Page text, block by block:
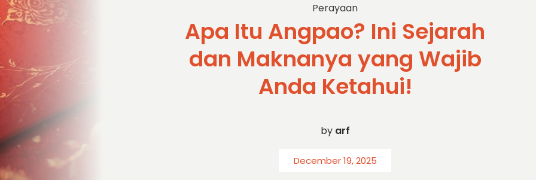
Perayaan
Apa Itu Angpao? Ini Sejarah
dan Maknanya yang Wajib
Anda Ketahui!
by arf
December 19, 2025